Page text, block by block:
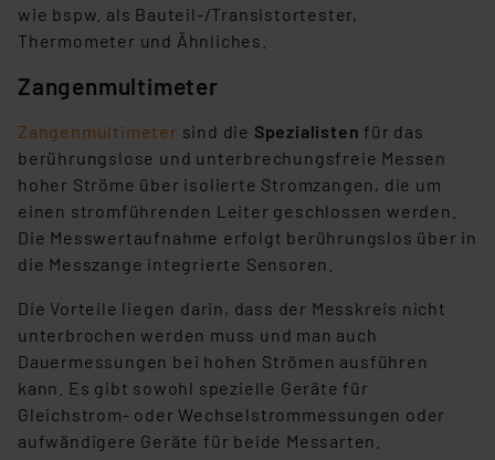
wie bspw. als Bauteil-/Transistortester,
Thermometer und Ähnliches.
Zangenmultimeter
Zangenmultimeter sind die Spezialisten für das
berührungslose und unterbrechungsfreie Messen
hoher Ströme über isolierte Stromzangen, die um
einen stromführenden Leiter geschlossen werden.
Die Messwertaufnahme erfolgt berührungslos über in
die Messzange integrierte Sensoren.
Die Vorteile liegen darin, dass der Messkreis nicht
unterbrochen werden muss und man auch
Dauermessungen bei hohen Strömen ausführen
kann. Es gibt sowohl spezielle Geräte für
Gleichstrom- oder Wechselstrommessungen oder
aufwändigere Geräte für beide Messarten.